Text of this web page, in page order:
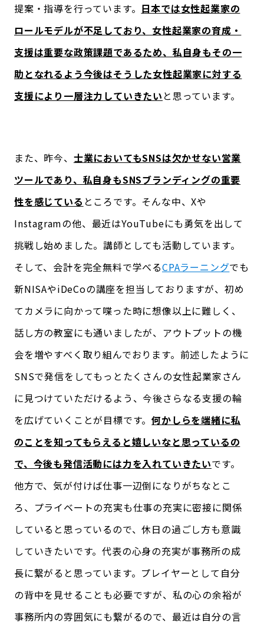
提案・指導を行っています。 日本では女性起業家の
ロールモデルが不足しており、女性起業家の育成・
支援は重要な政策課題であるため、私自身もその一
助となれるよう今後はそうした女性起業家に対する
支援により一層注力していきたい と思っています。
また、昨今、 士業においてもSNSは欠かせない営業
ツールであり、私自身もSNSブランディングの重要
性を感じている ところです。そんな中、Xや
Instagramの他、最近はYouTubeにも勇気を出して
挑戦し始めました。講師としても活動しています。
そして、会計を完全無料で学べるCPAラーニングでも
新NISAやiDeCoの講座を担当しておりますが、初め
てカメラに向かって喋った時に想像以上に難しく、
話し方の教室にも通いましたが、アウトプットの機
会を増やすべく取り組んでおります。前述したように
SNSで発信をしてもっとたくさんの女性起業家さん
に見つけていただけるよう、今後さらなる支援の輪
を広げていくことが目標です。何かしらを端緒に私
のことを知ってもらえると嬉しいなと思っているの
で、今後も発信活動には力を入れていきたいです。
他方で、気が付けば仕事一辺倒になりがちなとこ
ろ、プライベートの充実も仕事の充実に密接に関係
していると思っているので、休日の過ごし方も意識
していきたいです。代表の心身の充実が事務所の成
長に繋がると思っています。プレイヤーとして自分
の背中を見せることも必要ですが、私の心の余裕が
事務所内の雰囲気にも繋がるので、最近は自分の言